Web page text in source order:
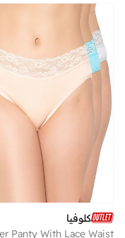
كلوفيا